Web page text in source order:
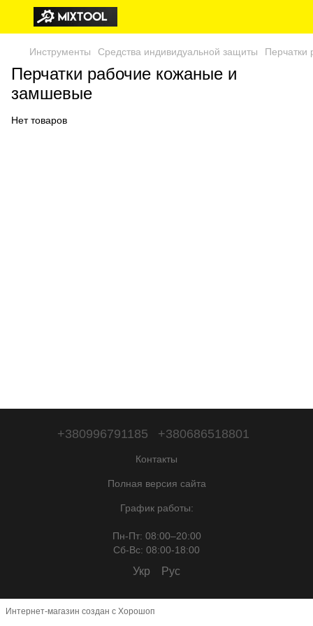
Инструменты Средства индивидуальной защиты Перчатки
Перчатки рабочие кожаные и
замшевые
Нет товаров
+380996791185 +380686518801
Контакты
Полная версия сайта
График работы:
Пн-Пт: 08:00–20:00
Сб-Вc: 08:00-18:00
Укр Рус
Интернет-магазин создан с Хорошоп